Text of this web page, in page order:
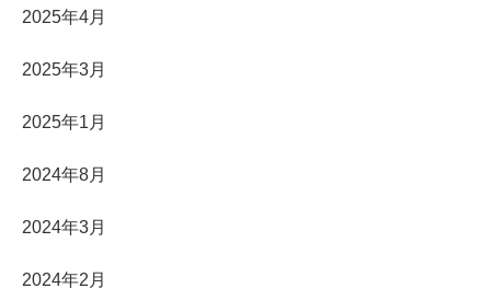
2025年4月
2025年3月
2025年1月
2024年8月
2024年3月
2024年2月